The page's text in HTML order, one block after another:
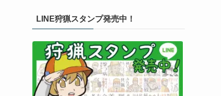
LINE狩猟スタンプ発売中！